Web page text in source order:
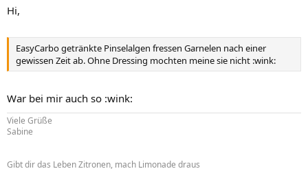
Hi,
EasyCarbo getränkte Pinselalgen fressen Garnelen nach einer
gewissen Zeit ab. Ohne Dressing mochten meine sie nicht :wink:
War bei mir auch so :wink:
Viele Grüße
Sabine
Gibt dir das Leben Zitronen, mach Limonade draus